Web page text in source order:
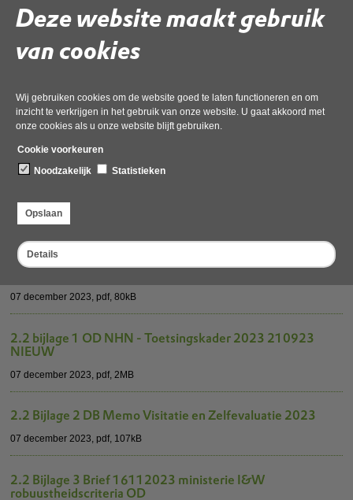
Deze website maakt gebruik
van cookies
Wij gebruiken cookies om de website goed te laten functioneren en om
inzicht te verkrijgen in het gebruik van onze website. U gaat akkoord met
onze cookies als u onze website blijft gebruiken.
Cookie voorkeuren
Noodzakelijk
Statistieken
Opslaan
Details
2.1a AB Besluit aanpassing GR OD NHN aan gewijzigde
WGRa def
2.1a 04122023 Gemeenschappelijke regeling
Omgevingsdienst Noord A def
07 december 2023,pdf
07 december 2023,
2.2 AB Memo 2023 IBP VTH - Robuustheidscriteria
07 december 2023, pdf, 80kB
2.2 bijlage 1 OD NHN - Toetsingskader 2023 210923
NIEUW
07 december 2023, pdf, 2MB
2.2 Bijlage 2 DB Memo Visitatie en Zelfevaluatie 2023
07 december 2023, pdf, 107kB
2.2 Bijlage 3 Brief 16112023 ministerie I&W
robuustheidscriteria OD